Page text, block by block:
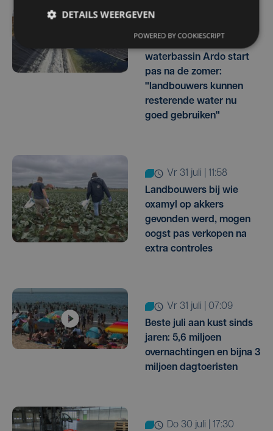
waterbassin Ardo start
pas na de zomer:
"landbouwers kunnen
resterende water nu
goed gebruiken"
vr 31 juli | 11:58
Landbouwers bij wie
oxamyl op akkers
gevonden werd, mogen
oogst pas verkopen na
extra controles
vr 31 juli | 07:09
Beste juli aan kust sinds
jaren: 5,6 miljoen
overnachtingen en bijna 3
miljoen dagtoeristen
do 30 juli | 17:30
DETAILS WEERGEVEN
POWERED BY COOKIESCRIPT